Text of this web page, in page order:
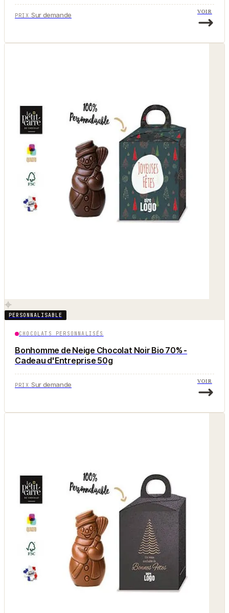
PRIX Sur demande VOIR
PERSONNALISABLE
CHOCOLATS PERSONNALISÉS
Bonhomme de Neige Chocolat Noir Bio 70% -
Cadeau d'Entreprise 50g
PRIX Sur demande VOIR